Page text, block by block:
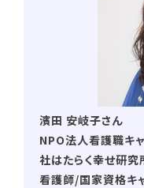
濱田 安岐子さん
NPO法人看護職キ
社はたらく幸せ研究
看護師/国家資格キ